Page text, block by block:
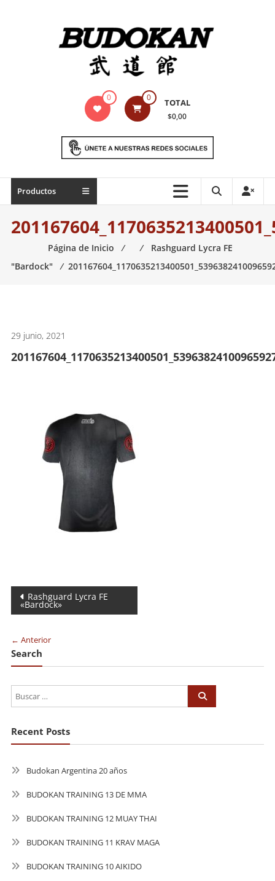
Indumentaria
marciales
Todo
necesario
para
las
0 0 TOTAL
$0,00
Productos
Página de Inicio ⁄ ⁄
Rashguard Lycra FE
"Bardock"
⁄
29 junio, 2021
Navegación
de
entradas
Rashguard Lycra FE
«Bardock»
← Anterior
Search
Recent Posts
Budokan Argentina 20 años
BUDOKAN TRAINING 13 DE MMA
BUDOKAN TRAINING 12 MUAY THAI
BUDOKAN TRAINING 11 KRAV MAGA
BUDOKAN TRAINING 10 AIKIDO